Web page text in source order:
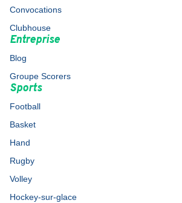
Convocations
Clubhouse
Entreprise
Blog
Groupe Scorers
Sports
Football
Basket
Hand
Rugby
Volley
Hockey-sur-glace